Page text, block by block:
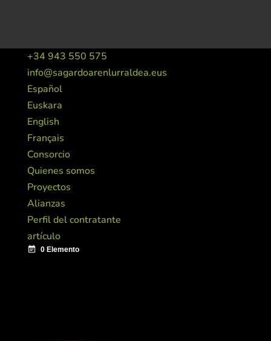
+34 943 550 575
info@sagardoarenlurraldea.eus
Español
Euskara
English
Français
Consorcio
Quienes somos
Proyectos
Alianzas
Perfil del contratante
artículo